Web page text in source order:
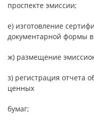
проспекте эмиссии;
е) изготовление
документарной формы
ж) размещение
з) регистрация отчета
ценных
бумаг;